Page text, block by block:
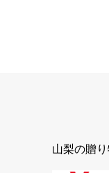
山梨の贈